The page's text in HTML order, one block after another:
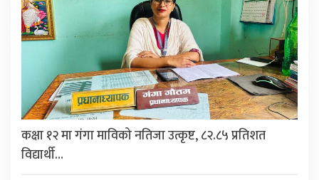
कक्षा १२ मा गंगा माविको नतिजा उत्कृष्ट, ८२.८५ प्रतिशत
विद्यार्थी…